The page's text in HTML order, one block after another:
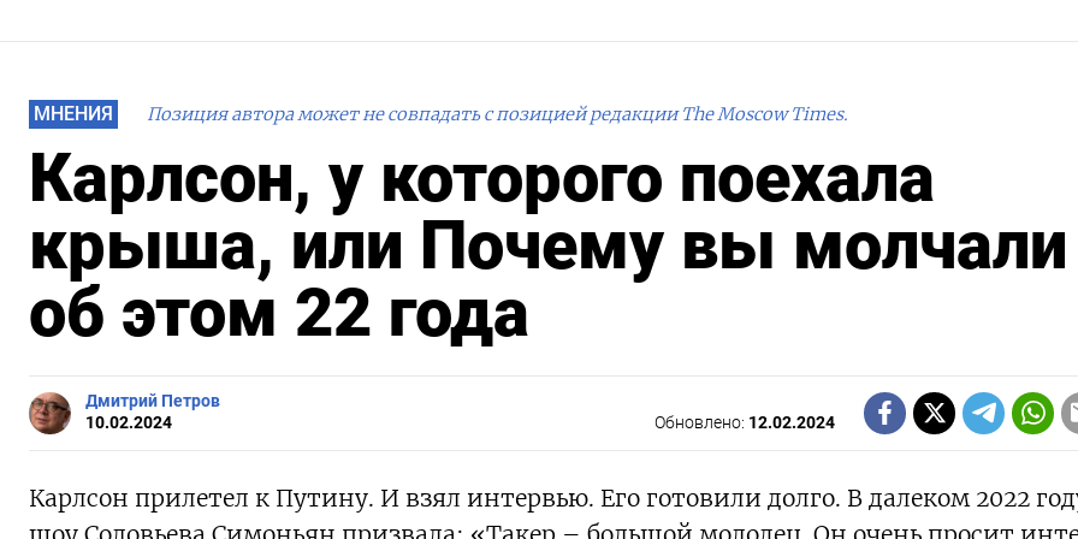
МНЕНИЯ Позиция автора может не совпадать с позицией редакции The Moscow Times.
Карлсон, у которого поехала
крыша, или Почему вы молчали
об этом 22 года
Дмитрий Петров
10.02.2024
Обновлено: 12.02.2024
Карлсон прилетел к Путину. И взял интервью. Его готовили долго. В далеком 2022